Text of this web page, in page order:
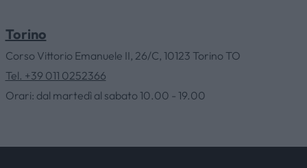
CONTATTI
Torino
Corso Vittorio Emanuele II, 26/C, 10123 Torino TO
Tel. +39 011 0252366
Orari: dal martedì al sabato 10.00 - 19.00